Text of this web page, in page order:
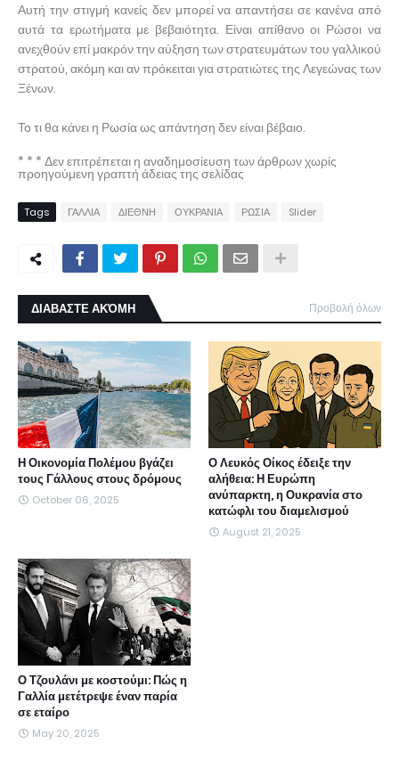
Αυτή την στιγμή κανείς δεν μπορεί να απαντήσει σε κανένα από
αυτά τα ερωτήματα με βεβαιότητα. Είναι απίθανο οι Ρώσοι να
ανεχθούν επί μακρόν την αύξηση των στρατευμάτων του γαλλικού
στρατού, ακόμη και αν πρόκειται για στρατιώτες της Λεγεώνας των
Ξένων.
Το τι θα κάνει η Ρωσία ως απάντηση δεν είναι βέβαιο.
* * * Δεν επιτρέπεται η αναδημοσίευση των άρθρων χωρίς
προηγούμενη γραπτή άδειας της σελίδας
Tags ΓΑΛΛΙΑ ΔΙΕΘΝΗ ΟΥΚΡΑΝΙΑ ΡΩΣΙΑ Slider
ΔΙΑΒΑΣΤΕ ΑΚΌΜΗ Προβολή όλων
Η Οικονομία Πολέμου βγάζει
τους Γάλλους στους δρόμους
October 06, 2025
Ο Λευκός Οίκος έδειξε την
αλήθεια: Η Ευρώπη
ανύπαρκτη, η Ουκρανία στο
κατώφλι του διαμελισμού
August 21, 2025
Ο Τζουλάνι με κοστούμι: Πώς η
Γαλλία μετέτρεψε έναν παρία
σε εταίρο
May 20, 2025